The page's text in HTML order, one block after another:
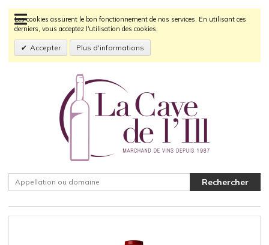
Les cookies assurent le bon fonctionnement de nos services. En utilisant ces
derniers, vous acceptez l'utilisation des cookies.
Accepter Plus d'informations